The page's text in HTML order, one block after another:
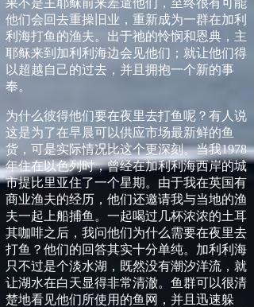
果不是主耶稣前来差遣他们，至终很有可能
他们会回去重操旧业，重新成为一群在加利
利海打鱼的渔夫。出于祂的怜悯和恩典，主
耶稣来到加利利海边会见他们；就让他们得
以超越自己的过去，并且拥抱一个新的事
奉。
为什么彼得他们要在夜里去打鱼呢？有人说
这是为了在早晨可以供应市场最新鲜的鱼
货，可是实际情况比这个更深刻。当我1978
年住在以色列时，曾经在加利利海西岸的城
市提比里亚住了一个星期。由于我在英国有
商业渔夫的经历，他们还邀请我与当地的渔
夫一起上船捕鱼。一起喝过几杯浓浓的土耳
其咖啡之后，我问他们为什么需要在夜里去
打鱼？他们的回答其实十分单纯。加利利海
只不过是个淡水湖，既然没有潮汐洋流，就
让湖水在白天显得非常清澈。鱼群可以很清
楚地看见他们所使用的鱼网，并且迅速躲